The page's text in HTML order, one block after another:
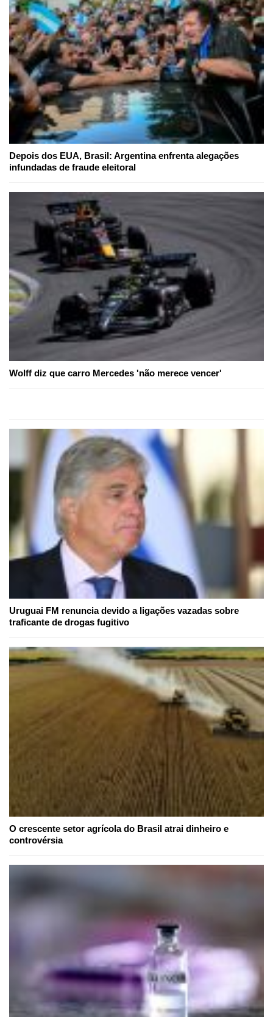
Depois dos EUA, Brasil: Argentina enfrenta alegações
infundadas de fraude eleitoral
Wolff diz que carro Mercedes 'não merece vencer'
Uruguai FM renuncia devido a ligações vazadas sobre
traficante de drogas fugitivo
O crescente setor agrícola do Brasil atrai dinheiro e
controvérsia